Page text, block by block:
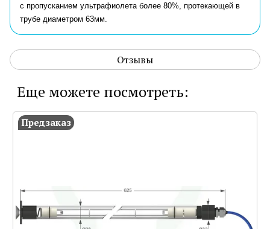
с пропусканием ультрафиолета более 80%, протекающей в
трубе диаметром 63мм.
Отзывы
Еще можете посмотреть:
Предзаказ